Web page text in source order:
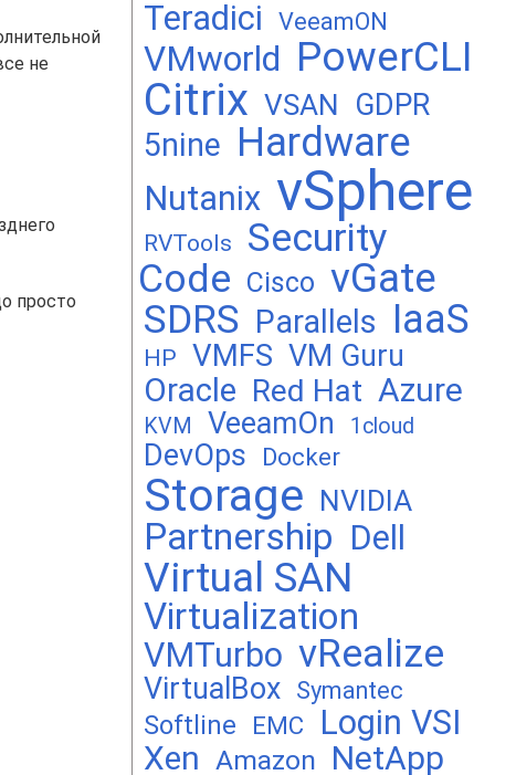
не
просто
Teradici VeeamON
VMworld PowerCLI
Citrix VSAN GDPR
5nine Hardware
Nutanix vSphere
RVTools
Security
Code Cisco vGate
SDRS Parallels IaaS
HP VMFS VM Guru
Oracle Red Hat Azure
KVM VeeamOn 1cloud
DevOps Docker
Storage NVIDIA
Partnership Dell
Virtual SAN
Virtualization
VMTurbo vRealize
VirtualBox Symantec
Softline EMC
Login VSI
Xen Amazon NetApp